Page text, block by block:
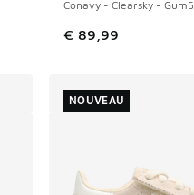
Conavy - Clearsky - Gum5
€ 89,99
NOUVEAU